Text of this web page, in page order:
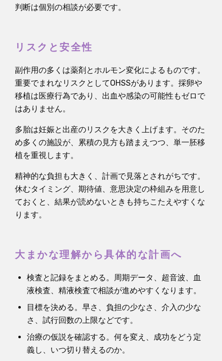
判断は個別の相談が必要です。
リスクと安全性
副作用の多くは薬剤とホルモン変化によるものです。
重要でまれなリスクとしてOHSSがあります。採卵や
移植は医療行為であり、出血や感染の可能性もゼロで
はありません。
多胎は妊娠と出産のリスクを大きく上げます。そのた
め多くの施設が、累積の見方も踏まえつつ、単一胚移
植を重視します。
精神的な負担も大きく、計画で見落とされがちです。
休むタイミング、期待値、意思決定の枠組みを用意し
ておくと、結果が読めないときも持ちこたえやすくな
ります。
大まかな理解から具体的な計画へ
検査と記録をまとめる。周期データ、超音波、血
液検査、精液検査で相談が進めやすくなります。
目標を決める。早さ、負担の少なさ、介入の少な
さ、試行回数の上限などです。
治療の仮説を確認する。何を変え、成功をどう定
義し、いつ切り替えるのか。